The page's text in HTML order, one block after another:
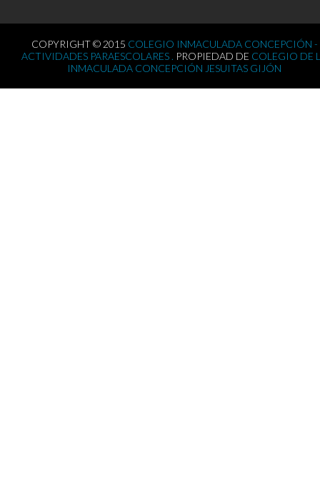
COPYRIGHT © 2015 COLEGIO INMACULADA CONCEPCIÓN -
ACTIVIDADES PARAESCOLARES . PROPIEDAD DE COLEGIO DE
INMACULADA CONCEPCIÓN JESUITAS GIJÓN